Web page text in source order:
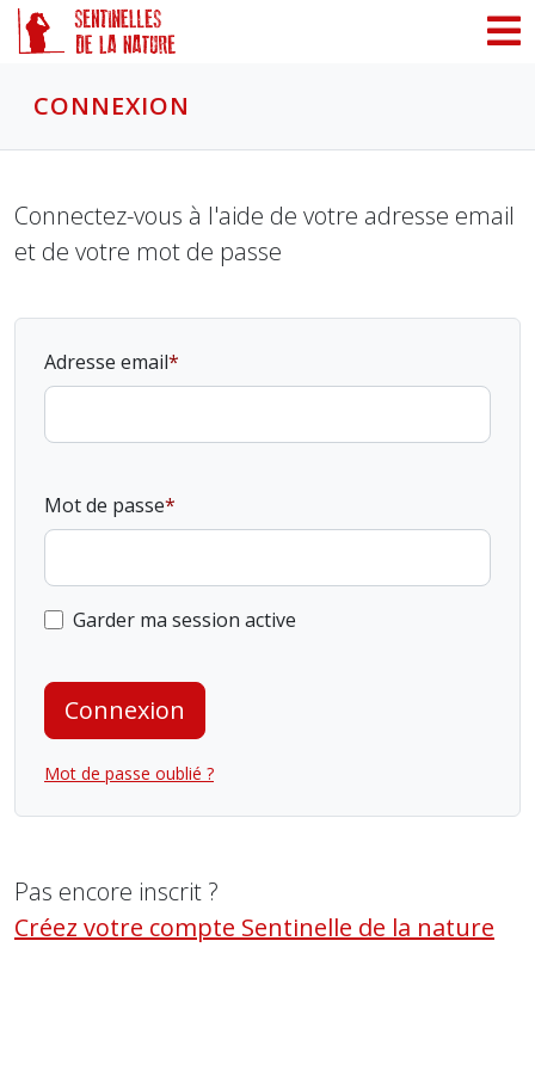
CONNEXION
Connectez-vous à l'aide de votre adresse email
et de votre mot de passe
Adresse email
Mot de passe
Garder ma session active
Connexion
Mot de passe oublié ?
Pas encore inscrit ?
Créez votre compte Sentinelle de la nature
Panneau de gestion des cookies